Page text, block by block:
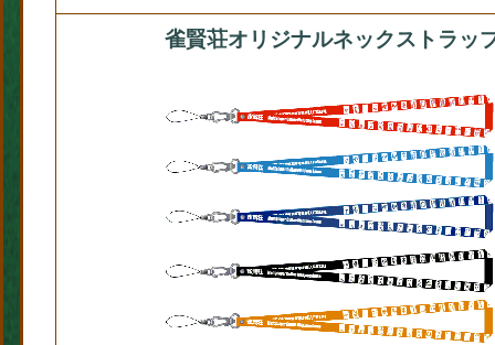
雀賢荘オリジナルネックストラッ